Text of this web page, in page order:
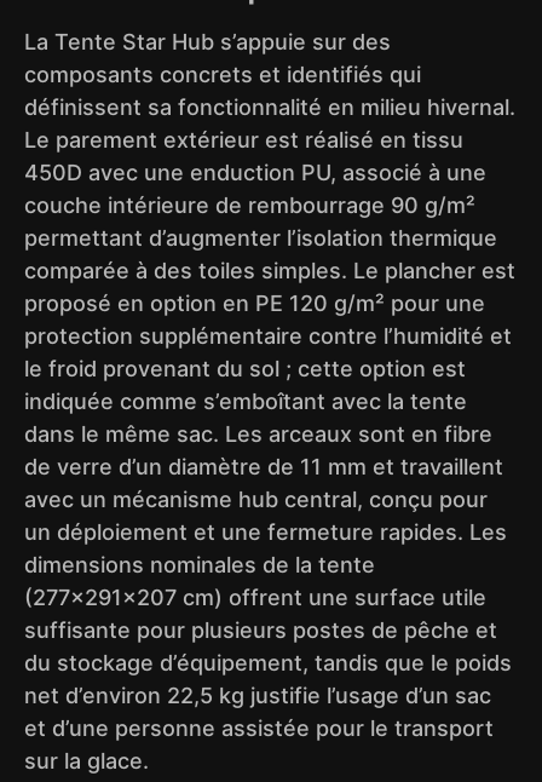
La Tente Star Hub s’appuie sur des
composants concrets et identifiés qui
définissent sa fonctionnalité en milieu hivernal.
Le parement extérieur est réalisé en tissu
450D avec une enduction PU, associé à une
couche intérieure de rembourrage 90 g/m²
permettant d’augmenter l’isolation thermique
comparée à des toiles simples. Le plancher est
proposé en option en PE 120 g/m² pour une
protection supplémentaire contre l’humidité et
le froid provenant du sol ; cette option est
indiquée comme s’emboîtant avec la tente
dans le même sac. Les arceaux sont en fibre
de verre d’un diamètre de 11 mm et travaillent
avec un mécanisme hub central, conçu pour
un déploiement et une fermeture rapides. Les
dimensions nominales de la tente
(277×291×207 cm) offrent une surface utile
suffisante pour plusieurs postes de pêche et
du stockage d’équipement, tandis que le poids
net d’environ 22,5 kg justifie l’usage d’un sac
et d’une personne assistée pour le transport
sur la glace.